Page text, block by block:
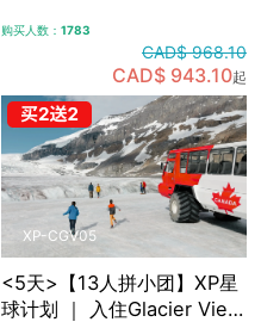
冰原，夜宿冰原腹地特色木
屋，自选漂流/骑行/敞篷车观
光，含卡尔加里接送机
购买人数： 1783
CAD$ 968.10
CAD$ 943.10起
XP-CGV05
<5天>【13人拼小团】XP星
球计划 ｜ 入住Glacier View